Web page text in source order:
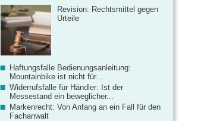
Revision: Rechtsmittel gegen
Urteile
Haftungsfalle Bedienungsanleitung:
Mountainbike ist nicht für...
Widerrufsfalle für Händler: Ist der
Messestand ein beweglicher...
Markenrecht: Von Anfang an ein Fall für den
Fachanwalt